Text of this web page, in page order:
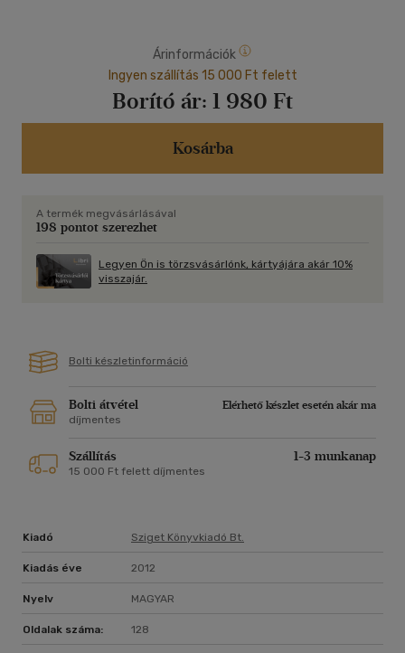
Árinformációk
Ingyen szállítás 15 000 Ft felett
Borító ár: 1 980 Ft
Kosárba
A termék megvásárlásával
198 pontot szerezhet
Legyen Ön is törzsvásárlónk, kártyájára akár 10%
visszajár.
Bolti készletinformáció
Bolti átvétel
Elérhető készlet esetén akár ma
díjmentes
Szállítás 1-3 munkanap
15 000 Ft felett díjmentes
Kiadó Sziget Könyvkiadó Bt.
Kiadás éve 2012
Nyelv MAGYAR
Oldalak száma: 128